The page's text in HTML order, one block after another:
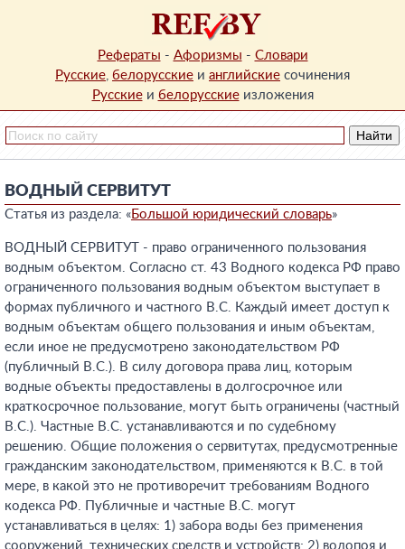
Рефераты - Афоризмы - Словари
Русские, белорусские и английские сочинения
Русскиеи белорусскиеизложения
ВОДНЫЙ СЕРВИТУТ
Статья из раздела: «Большой юридический словарь»
ВОДНЫЙ СЕРВИТУТ - право ограниченного пользования
водным объектом. Согласно ст. 43 Водного кодекса РФ право
ограниченного пользования водным объектом выступает в
формах публичного и частного B.C. Каждый имеет доступ к
водным объектам общего пользования и иным объектам,
если иное не предусмотрено законодательством РФ
(публичный B.C.). В силу договора права лиц, которым
водные объекты предоставлены в долгосрочное или
краткосрочное пользование, могут быть ограничены (частный
B.C.). Частные B.C. устанавливаются и по судебному
решению. Общие положения о сервитутах, предусмотренные
гражданским законодательством, применяются к B.C. в той
мере, в какой это не противоречит требованиям Водного
кодекса РФ. Публичные и частные B.C. могут
устанавливаться в целях: 1) забора воды без применения
сооружений, технических средств и устройств; 2) водопоя и